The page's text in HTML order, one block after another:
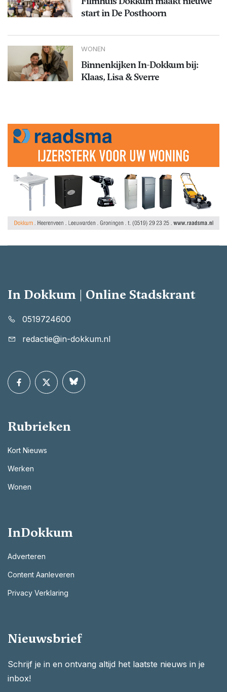
start in De Posthoorn
WONEN
Binnenkijken In-Dokkum bij:
Klaas, Lisa & Sverre
In Dokkum | Online Stadskrant
0519724600
redactie@in-dokkum.nl
Rubrieken
Kort Nieuws
Werken
Wonen
InDokkum
Adverteren
Content Aanleveren
Privacy Verklaring
Nieuwsbrief
Schrijf je in en ontvang altijd het laatste nieuws in je
inbox!